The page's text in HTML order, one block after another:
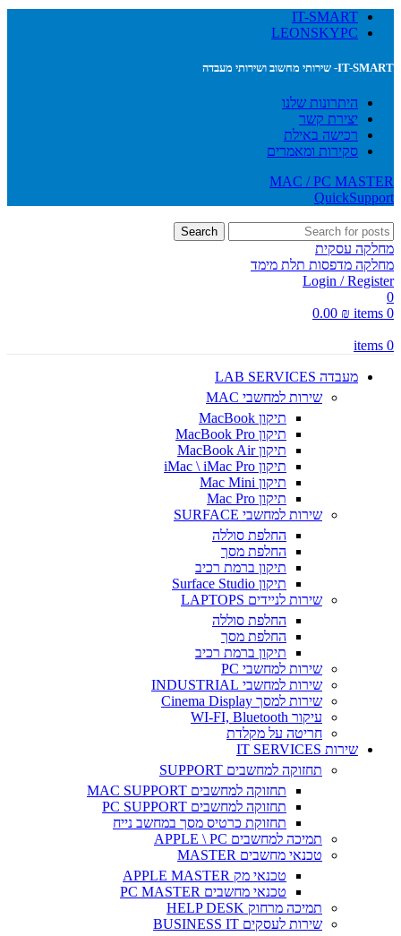
IT-SMART
LEONSKYPC
IT-SMART- שירותי מחשוב ושירותי מעבדה
היתרונות שלנו
יצירת קשר
רכישה באילת
סקירות ומאמרים
MAC / PC MASTER
QuickSupport
Search
מחלקה עסקית
מחלקה מדפסות תלת מימד
Login / Register
0
0
items
0.00 ₪
0
items
מעבדה LAB SERVICES
שירות למחשבי MAC
תיקון MacBook
תיקון MacBook Pro
תיקון MacBook Air
תיקון iMac \ iMac Pro
תיקון Mac Mini
תיקון Mac Pro
שירות למחשבי SURFACE
החלפת סוללה
החלפת מסך
תיקון ברמת רכיב
תיקון Surface Studio
שירות לניידים LAPTOPS
החלפת סוללה
החלפת מסך
תיקון ברמת רכיב
שירות למחשבי PC
שירות למחשבי INDUSTRIAL
שירות למסך Cinema Display
עיקור WI-FI, Bluetooth
חריטה על מקלדת
שירות IT SERVICES
תחזוקה למחשבים SUPPORT
תחזוקה למחשבים MAC SUPPORT
תחזוקה למחשבים PC SUPPORT
תחזוקת כרטיס מסך במחשב נייח
תמיכה למחשבים APPLE \ PC
טכנאי מחשבים MASTER
טכנאי מק APPLE MASTER
טכנאי מחשבים PC MASTER
תמיכה מרחוק HELP DESK
שירות לעסקים BUSINESS IT